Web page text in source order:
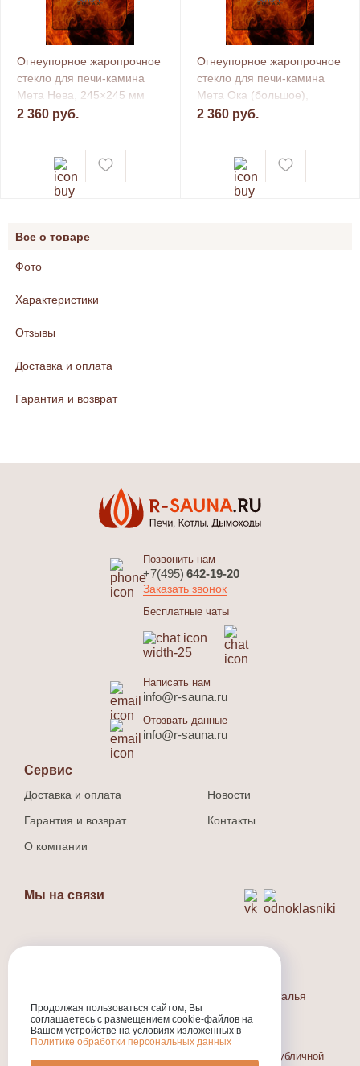
Огнеупорное жаропрочное
стекло для печи-камина
Мета Нева, 245×245 мм
2 360 руб.
Огнеупорное жаропрочное
стекло для печи-камина
Мета Ока (большое),
245×245 мм
2 360 руб.
Все о товаре
Фото
Характеристики
Отзывы
Доставка и оплата
Гарантия и возврат
Позвонить нам
+7(495) 642-19-20
Заказать звонок
Бесплатные чаты
Написать нам
info@r-sauna.ru
Отозвать данные
info@r-sauna.ru
Сервис
Доставка и оплата
Гарантия и возврат
О компании
Новости
Контакты
Мы на связи
Индивидуальный предприниматель Людина Наталья
Валерьевна
ИНН:301710573800
ОГРНИП:324774600318231
Информация, размещенная на сайте, не является публичной
Продолжая пользоваться сайтом, Вы
соглашаетесь с размещением cookie-файлов на
Вашем устройстве на условиях изложенных в
Политике обработки персональных данных